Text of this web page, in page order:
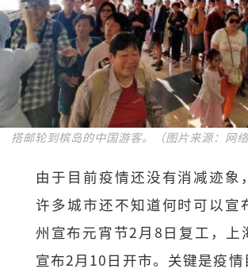
搭邮轮到槟岛的中国游客。（图片来源：网络
由于目前疫情还没有消减迹象
许多城市还不知道何时可以宣
州宣布元宵节2月8日复工，上
宣布2月10日开市。关键是疫情